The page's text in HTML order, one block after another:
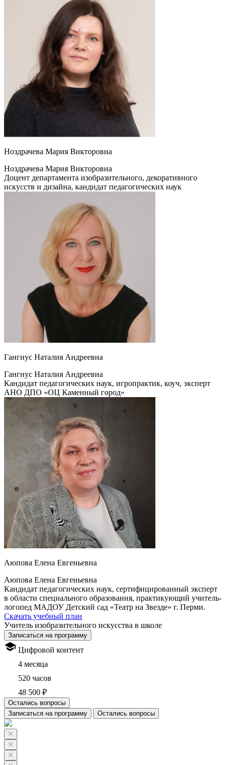
Ноздрачева Мария Викторовна
Ноздрачева Мария Викторовна
Доцент департамента изобразительного, декоративного
искусств и дизайна, кандидат педагогических наук
Гангнус Наталия Андреевна
Гангнус Наталия Андреевна
Кандидат педагогических наук, игропрактик, коуч, эксперт
АНО ДПО «ОЦ Каменный город»
Аюпова Елена Евгеньевна
Аюпова Елена Евгеньевна
Кандидат педагогических наук, сертифицированный эксперт
в области специального образования, практикующий учитель-
логопед МАДОУ Детский сад «Театр на Звезде» г. Перми.
Скачать учебный план
Учитель изобразительного искусства в школе
Записаться на программу
Цифровой контент
4 месяца
520 часов
48 500 ₽
Остались вопросы
Записаться на программу
Остались вопросы